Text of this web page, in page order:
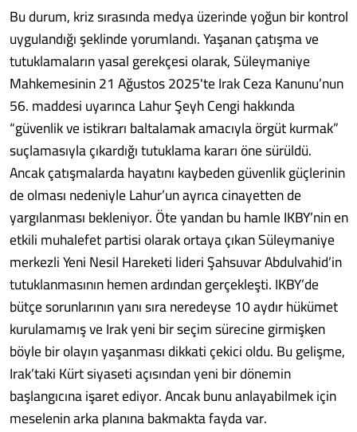
Bu durum, kriz sırasında medya üzerinde yoğun bir kontrol
uygulandığı şeklinde yorumlandı. Yaşanan çatışma ve
tutuklamaların yasal gerekçesi olarak, Süleymaniye
Mahkemesinin 21 Ağustos 2025'te Irak Ceza Kanunu’nun
56. maddesi uyarınca Lahur Şeyh Cengi hakkında
“güvenlik ve istikrarı baltalamak amacıyla örgüt kurmak”
suçlamasıyla çıkardığı tutuklama kararı öne sürüldü.
Ancak çatışmalarda hayatını kaybeden güvenlik güçlerinin
de olması nedeniyle Lahur’un ayrıca cinayetten de
yargılanması bekleniyor. Öte yandan bu hamle IKBY’nin en
etkili muhalefet partisi olarak ortaya çıkan Süleymaniye
merkezli Yeni Nesil Hareketi lideri Şahsuvar Abdulvahid’in
tutuklanmasının hemen ardından gerçekleşti. IKBY’de
bütçe sorunlarının yanı sıra neredeyse 10 aydır hükümet
kurulamamış ve Irak yeni bir seçim sürecine girmişken
böyle bir olayın yaşanması dikkati çekici oldu. Bu gelişme,
Irak’taki Kürt siyaseti açısından yeni bir dönemin
başlangıcına işaret ediyor. Ancak bunu anlayabilmek için
meselenin arka planına bakmakta fayda var.